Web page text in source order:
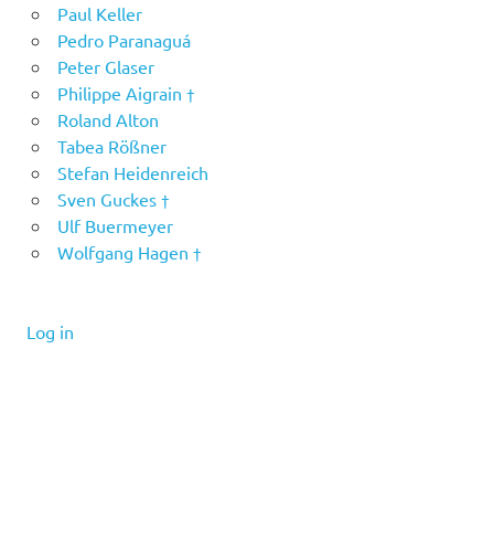
Paul Keller
Pedro Paranaguá
Peter Glaser
Philippe Aigrain †
Roland Alton
Tabea Rößner
Stefan Heidenreich
Sven Guckes †
Ulf Buermeyer
Wolfgang Hagen †
Log in